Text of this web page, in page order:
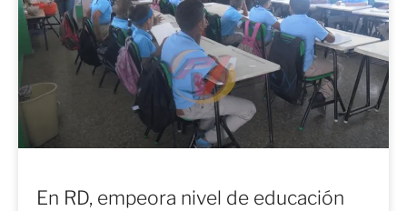
En RD, empeora nivel de educación